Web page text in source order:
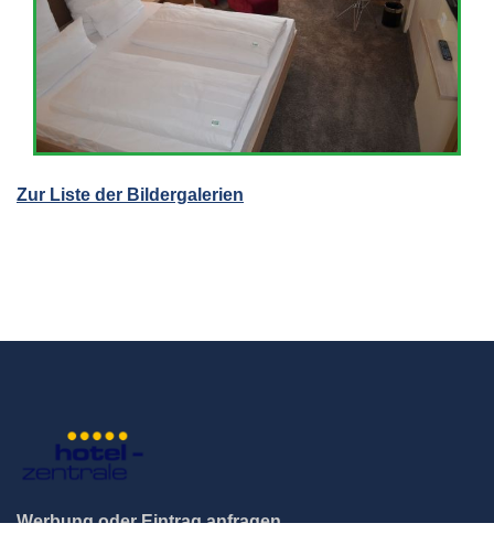
Zur Liste der Bildergalerien
Werbung oder Eintrag anfragen